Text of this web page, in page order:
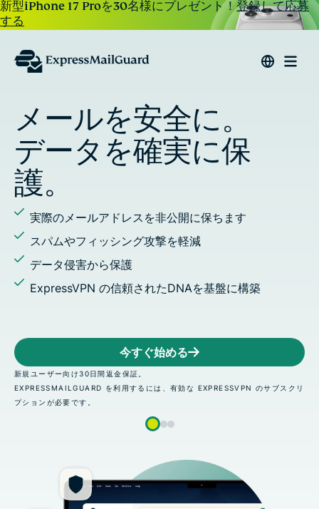
新型iPhone 17 Proを30名様にプレゼント！登録して応募
する
メールを安全に。
データを確実に保
護。
実際のメールアドレスを非公開に保ちます
スパムやフィッシング攻撃を軽減
データ侵害から保護
ExpressVPN の信頼されたDNAを基盤に構築
今すぐ始める
新規ユーザー向け30日間返金保証。
EXPRESSMAILGUARD を利用するには、有効な EXPRESSVPN のサブスクリ
プションが必要です。